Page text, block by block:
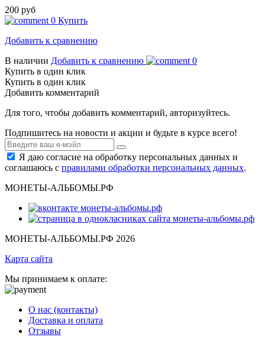
200 руб
0 Купить
Добавить к сравнению
В наличии Добавить к сравнению
0
Купить в один клик
Купить в один клик
Добавить комментарий
Для того, чтобы добавить комментарий, авторизуйтесь.
Подпишитесь на новости и акции и будьте в курсе всего!
Я даю согласие на обработку персональных данных и
соглашаюсь с правилами обработки персональных данных.
МОНЕТЫ-АЛЬБОМЫ.РФ
МОНЕТЫ-АЛЬБОМЫ.РФ 2026
Карта сайта
Мы принимаем к оплате:
О нас (контакты)
Доставка и оплата
Отзывы